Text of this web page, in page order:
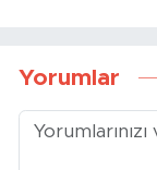
Yorumlar